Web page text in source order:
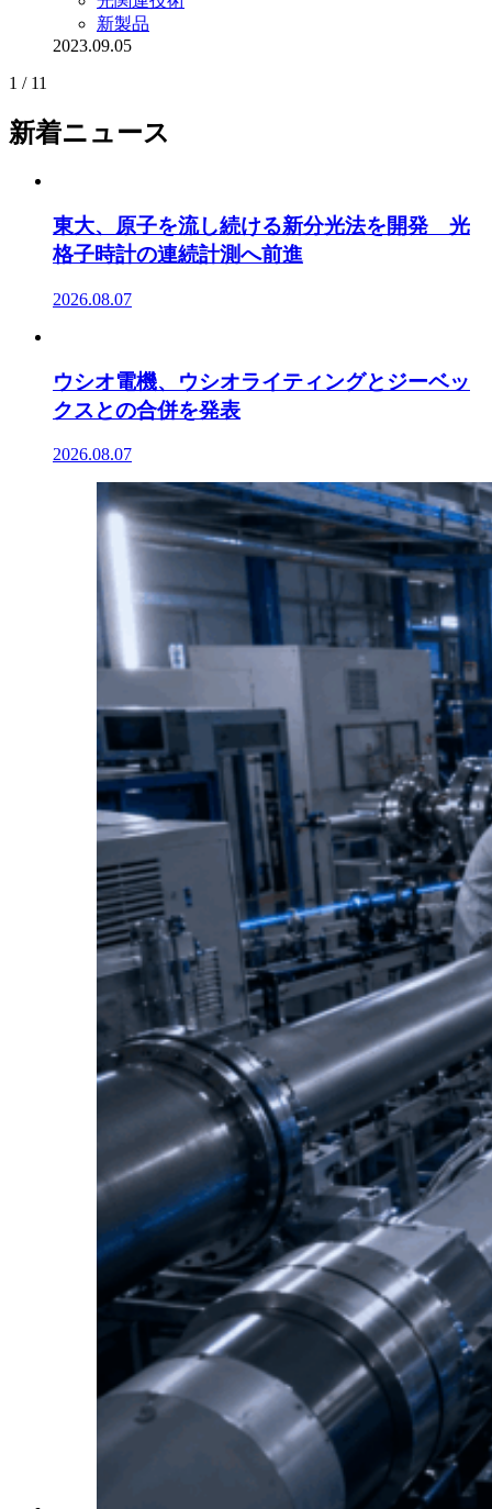
新製品
2023.09.05
1 / 11
新着ニュース
東大、原子を流し続ける新分光法を開発 光
格子時計の連続計測へ前進
2026.08.07
ウシオ電機、ウシオライティングとジーベッ
クスとの合併を発表
2026.08.07